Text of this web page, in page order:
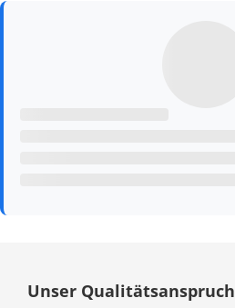
Unser Qualitätsanspruch